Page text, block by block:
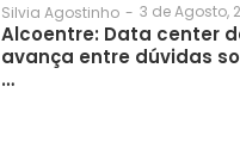
Silvia Agostinho - 3 de Agosto,
Alcoentre: Data center
avança entre dúvidas
…